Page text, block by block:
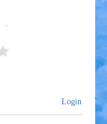
Login